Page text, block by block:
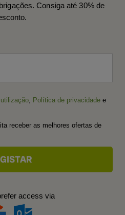
Consiga até 30% de
Política de privacidade e
receber as melhores ofertas de
access via